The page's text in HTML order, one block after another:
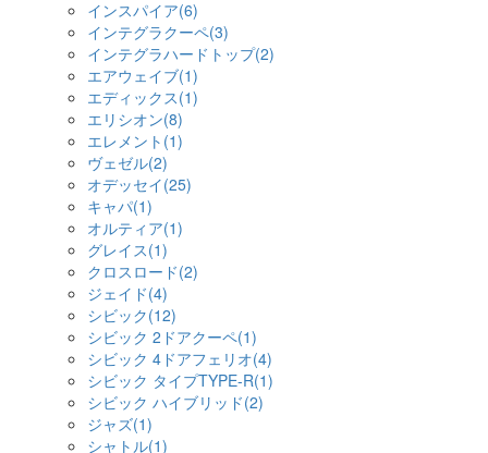
インスパイア(6)
インテグラクーペ(3)
インテグラハードトップ(2)
エアウェイブ(1)
エディックス(1)
エリシオン(8)
エレメント(1)
ヴェゼル(2)
オデッセイ(25)
キャパ(1)
オルティア(1)
グレイス(1)
クロスロード(2)
ジェイド(4)
シビック(12)
シビック 2ドアクーペ(1)
シビック 4ドアフェリオ(4)
シビック タイプTYPE-R(1)
シビック ハイブリッド(2)
ジャズ(1)
シャトル(1)